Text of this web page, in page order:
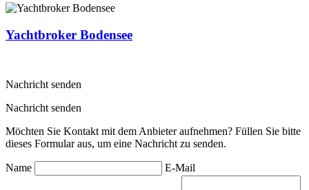
Yachtbroker Bodensee
Nachricht senden
Nachricht senden
Möchten Sie Kontakt mit dem Anbieter aufnehmen? Füllen Sie bitte
dieses Formular aus, um eine Nachricht zu senden.
Name E-Mail